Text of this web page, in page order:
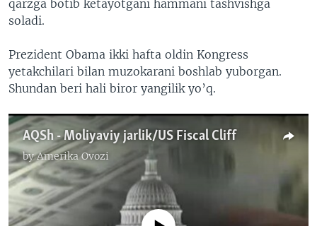
qarzga botib ketayotgani hammani tashvishga
soladi.
Prezident Obama ikki hafta oldin Kongress
yetakchilari bilan muzokarani boshlab yuborgan.
Shundan beri hali biror yangilik yo’q.
AQSh - Moliyaviy jarlik/US Fiscal Cliff
byAmerika Ovozi
No media source currently available